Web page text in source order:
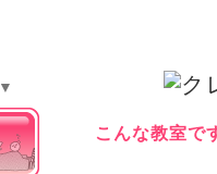
▼
こんな教室で